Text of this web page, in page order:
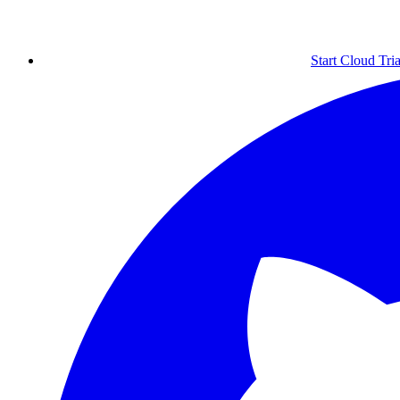
Start Cloud